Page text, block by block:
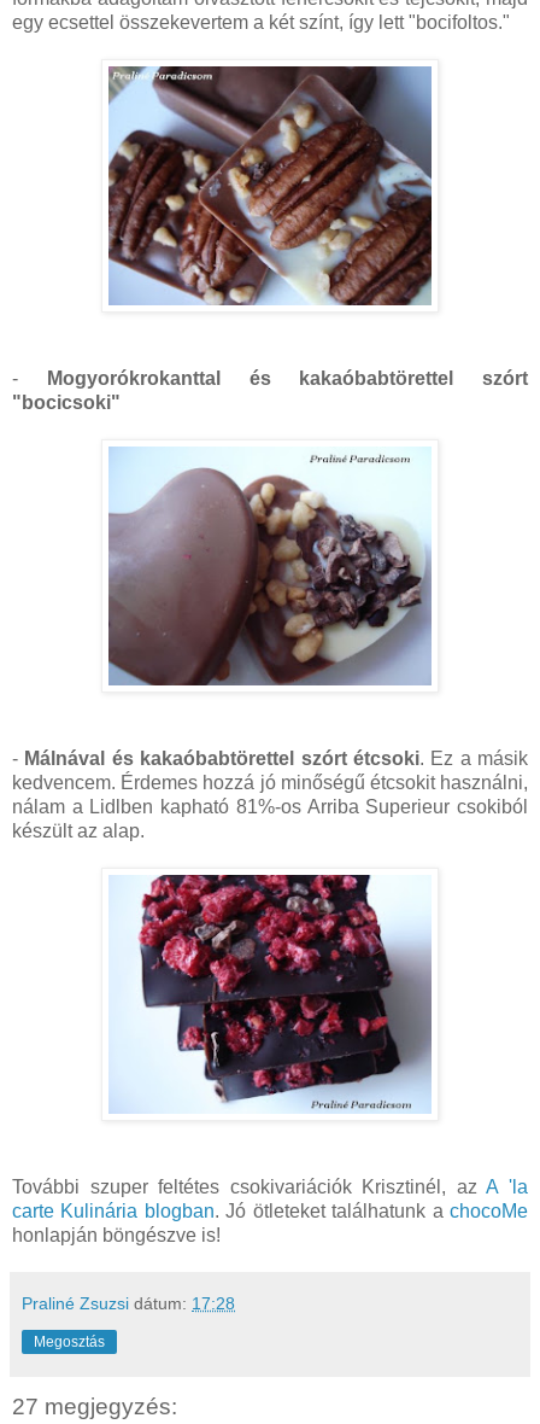
egy ecsettel összekevertem a két színt, így lett "bocifoltos."
-
Mogyorókrokanttal és kakaóbabtörettel szórt
"bocicsoki"
- Málnával és kakaóbabtörettel szórt étcsoki. Ez a másik
kedvencem. Érdemes hozzá jó minőségű étcsokit használni,
nálam a Lidlben kapható 81%-os Arriba Superieur csokiból
készült az alap.
További szuper feltétes csokivariációk Krisztinél, azA 'la
carte Kulinária blogban. Jó ötleteket találhatunk achocoMe
honlapján böngészve is!
Praliné Zsuzsi dátum: 17:28
Megosztás
27 megjegyzés: